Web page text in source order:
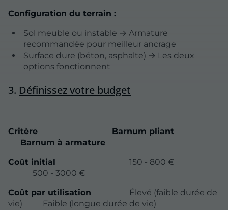
Configuration du terrain :
Sol meuble ou instable → Armature
recommandée pour meilleur ancrage
Surface dure (béton, asphalte) → Les deux
options fonctionnent
3. Définissez votre budget
Critère
Barnum pliant
Barnum à armature
Coût initial 150 - 800 €
500 - 3000 €
Coût par utilisation
Élevé (faible durée de
vie) Faible (longue durée de vie)